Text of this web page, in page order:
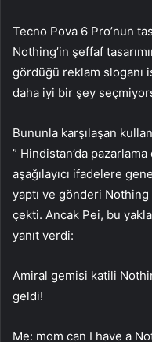
Tecno Pova 6 Pro’nun
Nothing’in şeffaf
gördüğü reklam sloganı
daha iyi bir şey
Bununla karşılaşan
” Hindistan’da
aşağılayıcı ifadelere
yaptı ve gönderi Nothing
çekti. Ancak Pei, bu
yanıt verdi:
Amiral gemisi katili
geldi!
Me: mom can I have a